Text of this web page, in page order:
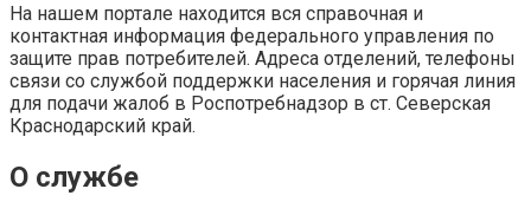
На нашем портале находится вся справочная и
контактная информация федерального управления по
защите прав потребителей. Адреса отделений, телефоны
связи со службой поддержки населения и горячая линия
для подачи жалоб в Роспотребнадзор в ст. Северская
Краснодарский край.
О службе